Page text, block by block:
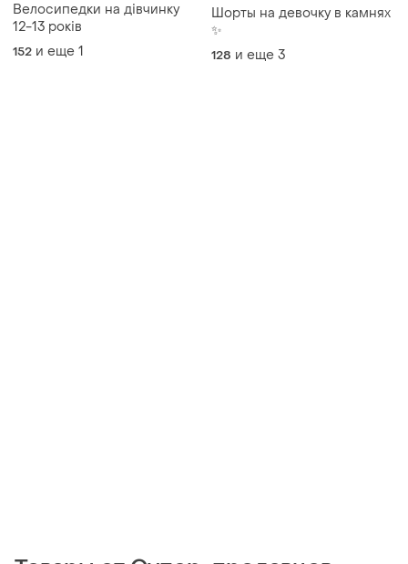
Велосипедки на дівчинку
12-13 років
152 и еще 1
Шорты на девочку в камнях
✨
128 и еще 3